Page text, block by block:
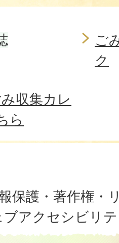
ご
ク
収集カレ
ら
保護・著作権・
ブアクセシビリ